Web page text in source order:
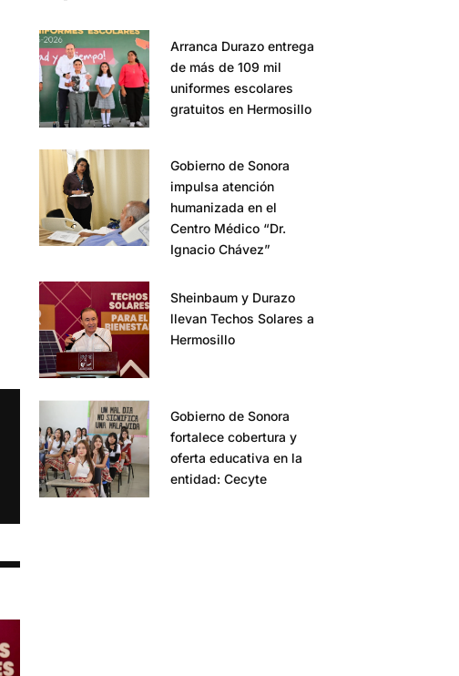
Arranca Durazo entrega
de más de 109 mil
uniformes escolares
gratuitos en Hermosillo
Gobierno de Sonora
impulsa atención
humanizada en el
Centro Médico “Dr.
Ignacio Chávez”
Sheinbaum y Durazo
llevan Techos Solares a
Hermosillo
Gobierno de Sonora
fortalece cobertura y
oferta educativa en la
entidad: Cecyte